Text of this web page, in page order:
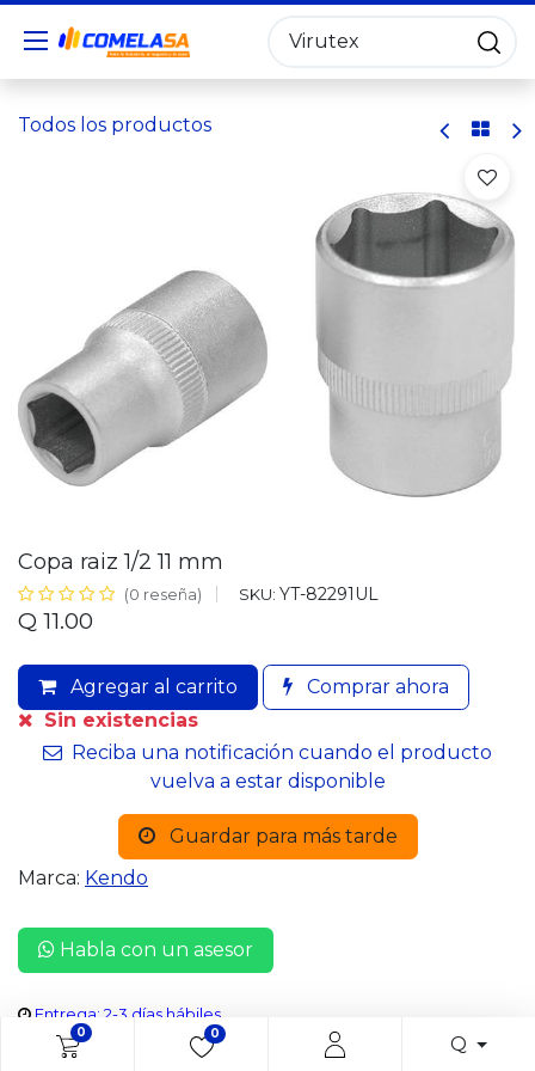
0 0 Q
Todos los productos
Copa raiz 1/2 11 mm
(0 reseña) SKU: YT-82291UL
Q 11.00
Agregar al carrito
Comprar ahora
Sin existencias
Reciba una notificación cuando el producto
vuelva a estar disponible
Guardar para más tarde
Marca: Kendo
Habla con un asesor
Entrega: 2-3 días hábiles